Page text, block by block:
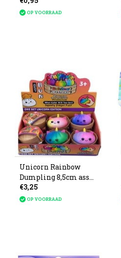
OP VOORRAAD
Unicorn Rainbow
Dumpling 8,5cm ass
in display
€3,25
OP VOORRAAD